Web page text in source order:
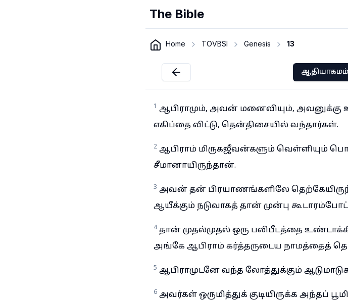
The Bible
Home TOVBSI Genesis 13
ஆதியாகமம்
1 ஆபிராமும், அவன் மனைவியும்,
எகிப்தை விட்டு, தென்திசையில் வந்தார்கள்.
2 ஆபிராம் மிருகஜீவன்களும் வெள்ளியும்
சீமானாயிருந்தான்.
3 அவன் தன் பிரயாணங்களிலே
ஆயீக்கும் நடுவாகத் தான் முன்பு
4 தான் முதல்முதல் ஒரு பலிபீடத்தை
அங்கே ஆபிராம் கர்த்தருடைய நாமத்தைத்
5 ஆபிராமுடனே வந்த லோத்துக்கும்
6 அவர்கள் ஒருமித்துக் குடியிருக்க அந்தப்